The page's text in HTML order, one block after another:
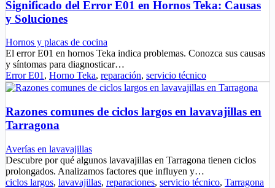
Significado del Error E01 en Hornos Teka: Causas
y Soluciones
Hornos y placas de cocina
El error E01 en hornos Teka indica problemas. Conozca sus causas
y síntomas para diagnosticar…
Error E01 , Horno Teka, reparación, servicio técnico
Razones comunes de ciclos largos en lavavajillas en
Tarragona
Averías en lavavajillas
Descubre por qué algunos lavavajillas en Tarragona tienen ciclos
prolongados. Analizamos factores que influyen y…
ciclos largos, lavavajillas, reparaciones, servicio técnico, Tarragona